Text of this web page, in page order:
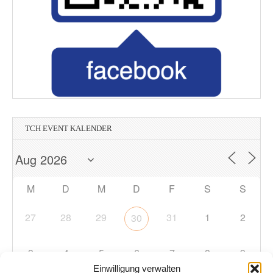
Einwilligung verwalten
TCH EVENT KALENDER
M D M D F S S
27 28 29 30 31 1 2
3 4 5 6 7 8 9